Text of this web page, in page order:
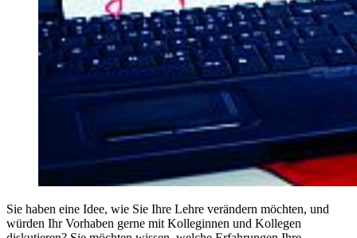
Sie haben eine Idee, wie Sie Ihre Lehre verändern möchten, und
würden Ihr Vorhaben gerne mit Kolleginnen und Kollegen